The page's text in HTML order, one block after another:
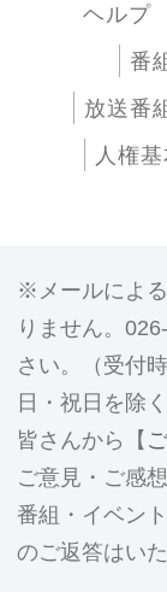
ヘルプ
番
放送番
人権
メールによ
りません。
さい。（受付
日・祝日を除く
皆さんから【
ご意見・ご感
番組・イベン
のご返答はい